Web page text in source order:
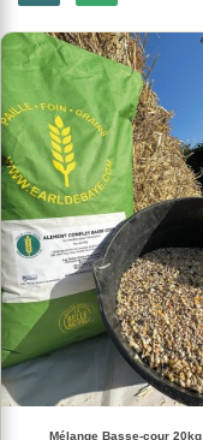
Mélange Basse-cour 20kg